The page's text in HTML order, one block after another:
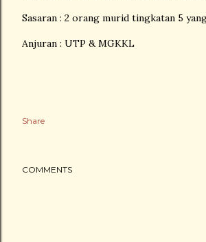
Sasaran : 2 orang murid tingkatan 5
Anjuran : UTP & MGKKL
Share
COMMENTS